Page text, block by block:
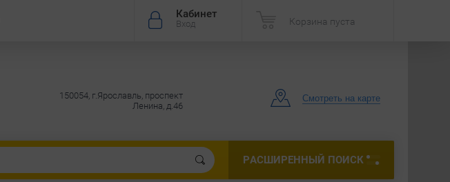
Кабинет
Вход Корзина пуста
150054, г.Ярославль, проспект
Ленина, д.46
Смотреть на карте
РАСШИРЕННЫЙ ПОИСК